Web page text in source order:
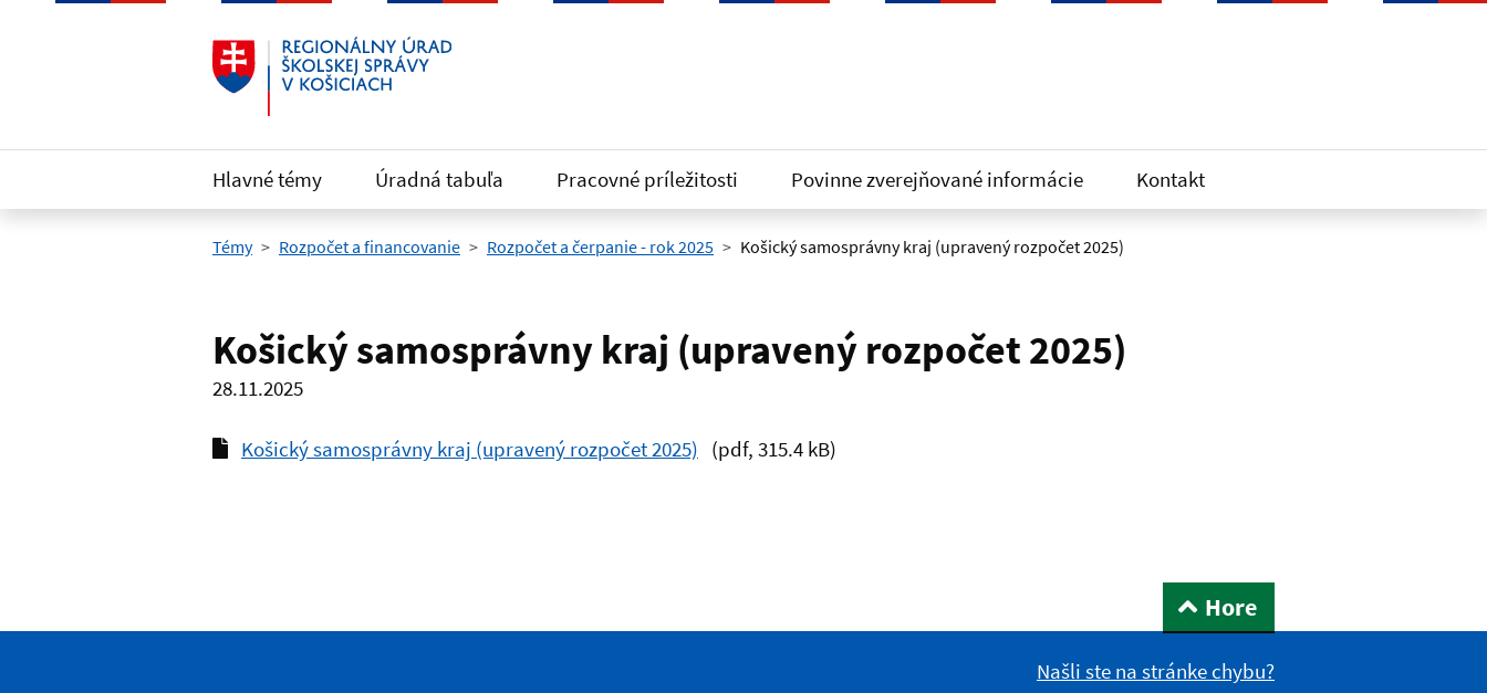
Preskočiť na hlavný obsah
Hlavné témy Úradná tabuľa Pracovné príležitosti Povinne zverejňované informácie Kontakt
Témy Rozpočet a financovanie Rozpočet a čerpanie - rok 2025 Košický samosprávny kraj (upravený rozpočet 2025)
Košický samosprávny kraj (upravený rozpočet 2025)
28.11.2025
Košický samosprávny kraj (upravený rozpočet 2025) (pdf, 315.4 kB)
Hore
Našli ste na stránke chybu?